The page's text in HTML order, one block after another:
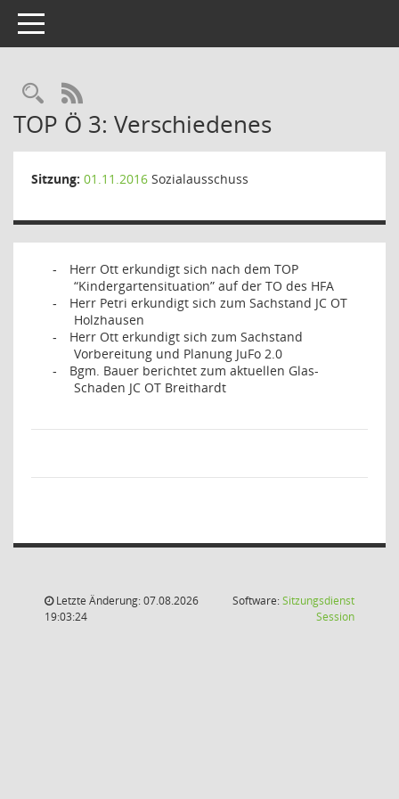
Toggle navigation
Rechercheauswahl
RSS-Feed
TOP Ö 3: Verschiedenes
Sitzung: 01.11.2016 Sozialausschuss
-
Herr Ott erkundigt sich nach dem TOP
“Kindergartensituation” auf der TO des HFA
-
Herr Petri erkundigt sich zum Sachstand JC OT
Holzhausen
-
Herr Ott erkundigt sich zum Sachstand
Vorbereitung und Planung JuFo 2.0
-
Bgm. Bauer berichtet zum aktuellen Glas-
Schaden JC OT Breithardt
Letzte Änderung: 07.08.2026
19:03:24
Software:Sitzungsdienst
Session(Wird in